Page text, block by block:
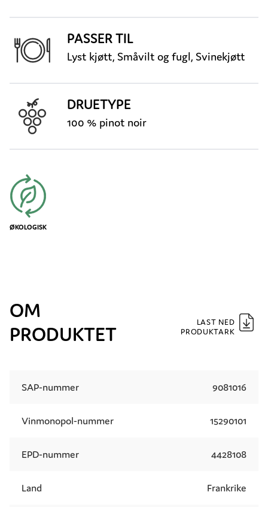
PASSER TIL
Lyst kjøtt, Småvilt og fugl, Svinekjøtt
DRUETYPE
100 % pinot noir
ØKOLOGISK
OM
PRODUKTET
LAST NED
PRODUKTARK
SAP-nummer 9081016
Vinmonopol-nummer 15290101
EPD-nummer 4428108
Land Frankrike